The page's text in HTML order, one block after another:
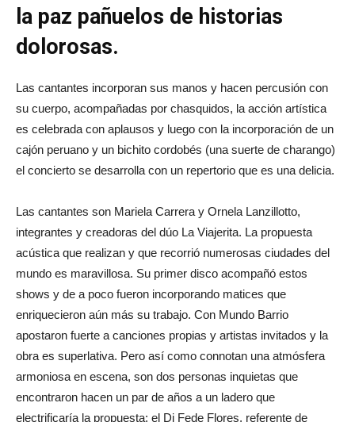
la paz pañuelos de historias
dolorosas.
Las cantantes incorporan sus manos y hacen percusión con
su cuerpo, acompañadas por chasquidos, la acción artística
es celebrada con aplausos y luego con la incorporación de un
cajón peruano y un bichito cordobés (una suerte de charango)
el concierto se desarrolla con un repertorio que es una delicia.
Las cantantes son Mariela Carrera y Ornela Lanzillotto,
integrantes y creadoras del dúo La Viajerita. La propuesta
acústica que realizan y que recorrió numerosas ciudades del
mundo es maravillosa. Su primer disco acompañó estos
shows y de a poco fueron incorporando matices que
enriquecieron aún más su trabajo. Con Mundo Barrio
apostaron fuerte a canciones propias y artistas invitados y la
obra es superlativa. Pero así como connotan una atmósfera
armoniosa en escena, son dos personas inquietas que
encontraron hacen un par de años a un ladero que
electrificaría la propuesta: el Dj Fede Flores, referente de